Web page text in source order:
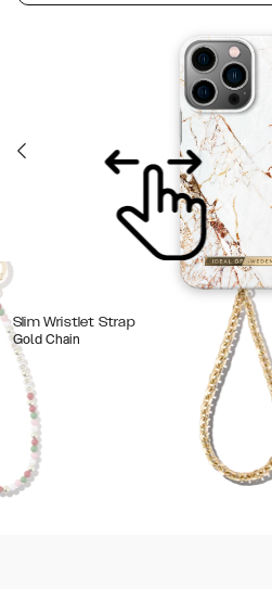
Slim Wristlet Strap
Gold Chain